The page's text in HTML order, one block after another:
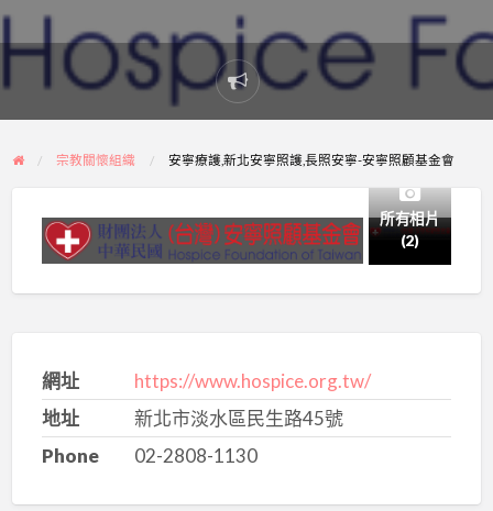
Report
problem
宗教關懷組織 安寧療護,新北安寧照護,長照安寧-安寧照顧基金會
所有相片
(2)
網址
https://www.hospice.org.tw/
地址
新北市淡水區民生路45號
Phone
02-2808-1130